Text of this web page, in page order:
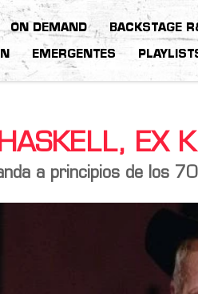
ON DEMAND BACKSTAGE
EMERGENTES
EX
a principios de los 70